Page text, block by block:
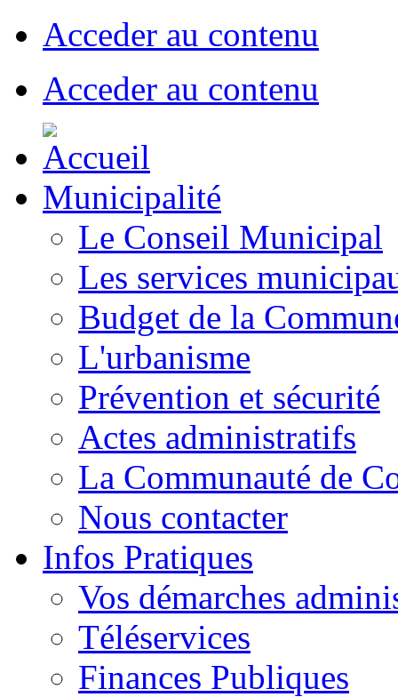
Acceder au contenu
Acceder au contenu
Municipalité
Le Conseil Municipal
Les services
Budget de la
L'urbanisme
Prévention et sécurité
Actes administratifs
La Communauté de
Nous contacter
Infos Pratiques
Vos démarches
Téléservices
Finances Publiques